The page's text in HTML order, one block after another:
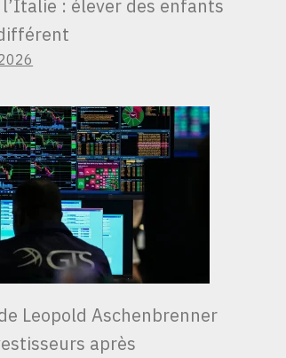
: élever des enfants
Leopold Aschenbrenner
après